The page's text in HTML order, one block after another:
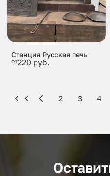
Станция Русская печь
от220 руб.
2 3 4